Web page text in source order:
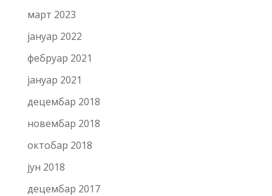
март 2023
јануар 2022
фебруар 2021
јануар 2021
децембар 2018
новембар 2018
октобар 2018
јун 2018
децембар 2017